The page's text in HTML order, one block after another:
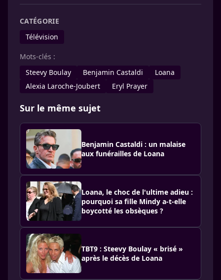
CATÉGORIE
Télévision
Mots-clés :
Steevy Boulay
Benjamin Castaldi
Loana
Alexia Laroche-Joubert
Eryl Prayer
Sur le même sujet
Benjamin Castaldi : un malaise
aux funérailles de Loana
Loana, le choc de l'ultime adieu :
pourquoi sa fille Mindy a-t-elle
boycotté les obsèques ?
TBT9 : Steevy Boulay « brisé »
après le décès de Loana